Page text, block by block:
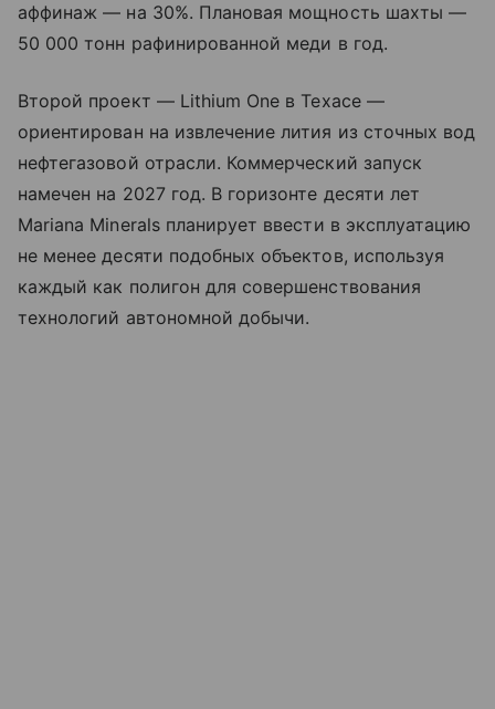
аффинаж — на 30%. Плановая мощность шахты —
50 000 тонн рафинированной меди в год.
Второй проект — Lithium One в Техасе —
ориентирован на извлечение лития из сточных вод
нефтегазовой отрасли. Коммерческий запуск
намечен на 2027 год. В горизонте десяти лет
Mariana Minerals планирует ввести в эксплуатацию
не менее десяти подобных объектов, используя
каждый как полигон для совершенствования
технологий автономной добычи.